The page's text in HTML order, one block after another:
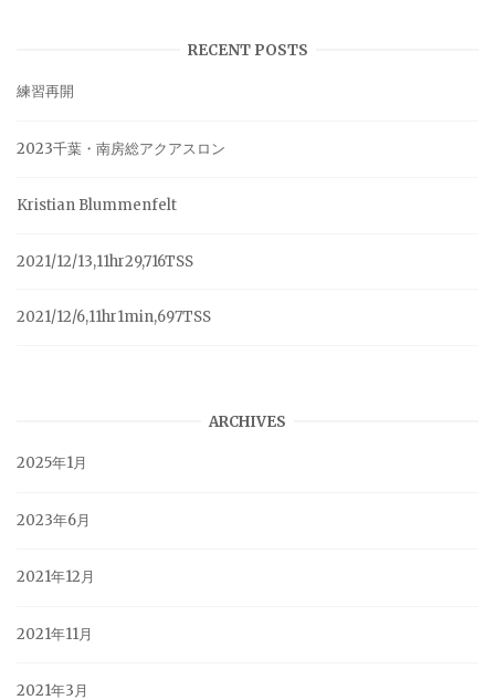
RECENT POSTS
練習再開
2023千葉・南房総アクアスロン
Kristian Blummenfelt
2021/12/13,11hr29,716TSS
2021/12/6,11hr1min,697TSS
ARCHIVES
2025年1月
2023年6月
2021年12月
2021年11月
2021年3月